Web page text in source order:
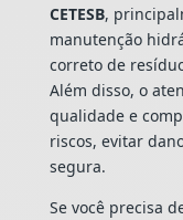
CETESB,
manutenção
correto de
Além disso, o
qualidade e
riscos, evitar
segura.
Se você precisa